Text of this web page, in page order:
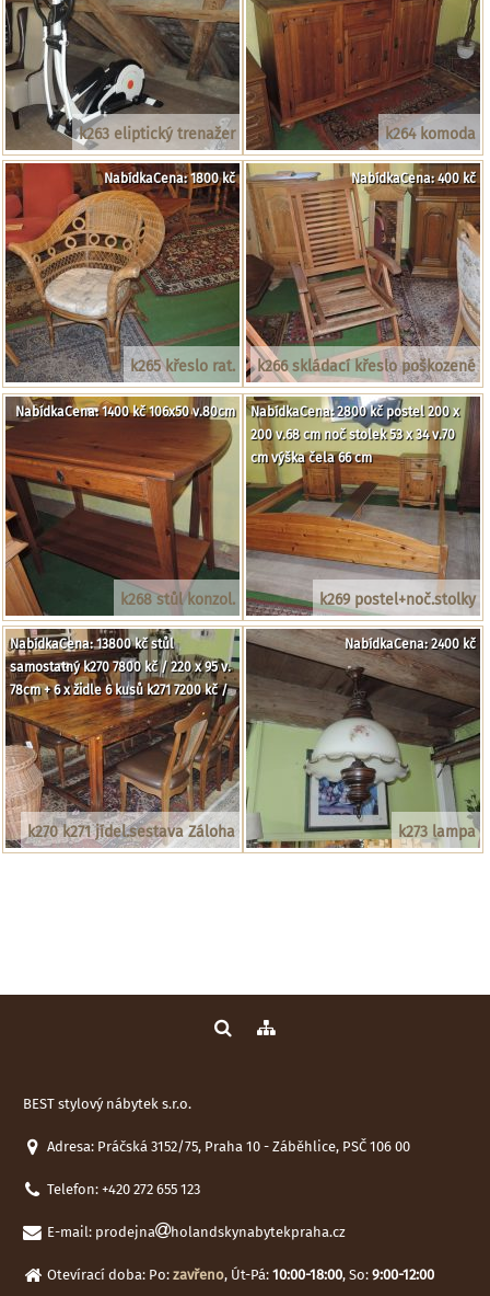
k263 eliptický trenažer k264 komoda
k265 křeslo rat.
NabídkaCena: 1800 kč
k266 skládací křeslo poškozené
NabídkaCena: 400 kč
k268 stůl konzol.
NabídkaCena: 1400 kč 106x50 v.80cm
k269 postel+noč.stolky
NabídkaCena: 2800 kč postel 200 x
200 v.68 cm noč stolek 53 x 34 v.70
cm výška čela 66 cm
k270 k271 jídel.sestava Záloha
NabídkaCena: 13800 kč stůl
samostatný k270 7800 kč / 220 x 95 v.
78cm + 6 x židle 6 kusů k271 7200 kč /
k273 lampa
NabídkaCena: 2400 kč
BEST stylový nábytek s.r.o.
Adresa: Práčská 3152/75, Praha 10 - Záběhlice, PSČ 106 00
Telefon: +420 272 655 123
E-mail: prodejna holandskynabytekpraha.cz
Otevírací doba: Po: zavřeno, Út-Pá: 10:00-18:00, So: 9:00-12:00